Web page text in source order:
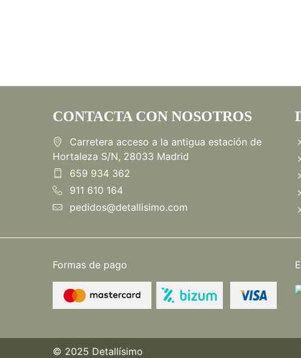
CONTACTA CON NOSOTROS
Carretera acceso a la antigua estación de
Hortaleza S/N, 28033 Madrid
659 934 362
911 610 164
pedidos@detallisimo.com
Formas de pago
© 2025 Detallísimo